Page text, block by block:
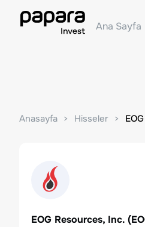
Ana Sayfa
Anasayfa Hisseler
EOG Resources, Inc. (